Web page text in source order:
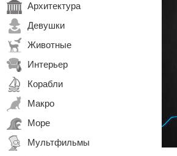
Архитектура
Девушки
Животные
Интерьер
Корабли
Макро
Море
Мультфильмы